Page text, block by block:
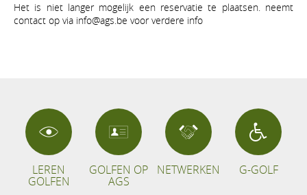
Het is niet langer mogelijk een reservatie te plaatsen. neemt
contact op via info@ags.be voor verdere info
LEREN
GOLFEN
GOLFEN OP
AGS
NETWERKEN G-GOLF